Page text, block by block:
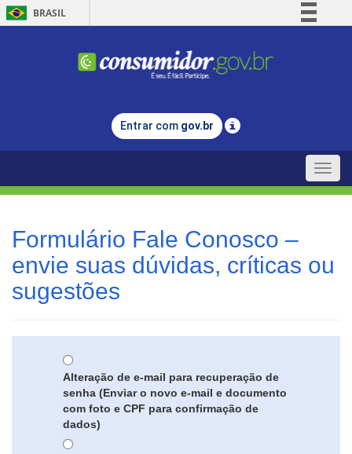
BRASIL
Comunica BR
Legislação
Entrar com gov.br
Toggle
Formulário Fale Conosco –
envie suas dúvidas, críticas ou
sugestões
Alteração de e-mail para recuperação de
senha (Enviar o novo e-mail e documento
com foto e CPF para confirmação de
dados)